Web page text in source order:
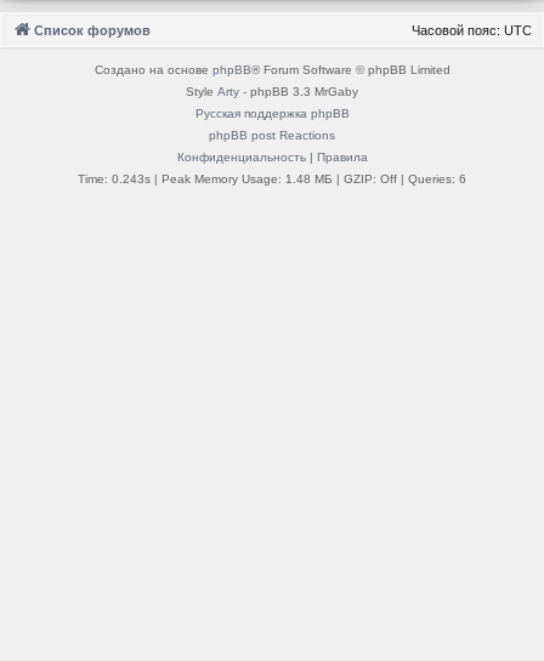
Список форумов Часовой пояс: UTC
Создано на основе phpBB® Forum Software © phpBB Limited
Style Arty - phpBB 3.3 MrGaby
Русская поддержка phpBB
phpBB post Reactions
Конфиденциальность| Правила
Time: 0.243s | Peak Memory Usage: 1.48 МБ | GZIP: Off | Queries: 6